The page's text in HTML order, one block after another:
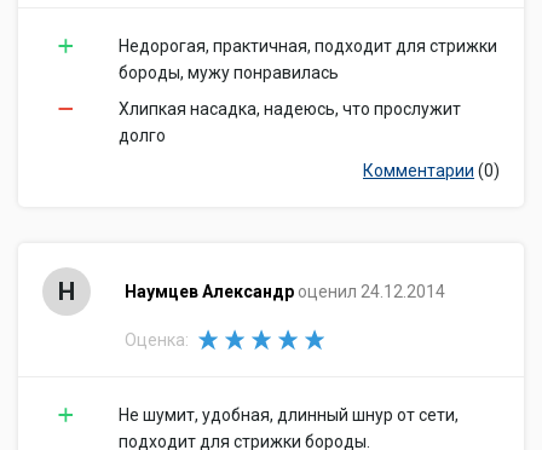
Недорогая, практичная, подходит для стрижки
бороды, мужу понравилась
Хлипкая насадка, надеюсь, что прослужит
долго
Комментарии (0)
Н Наумцев Александр оценил 24.12.2014
Оценка:
Не шумит, удобная, длинный шнур от сети,
подходит для стрижки бороды.